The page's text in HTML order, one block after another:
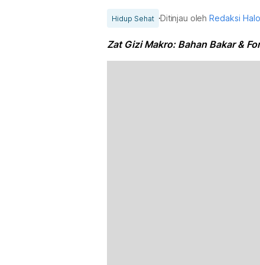
Hidup Sehat Ditinjau olehRedaksi
Zat Gizi Makro: Bahan Bakar &